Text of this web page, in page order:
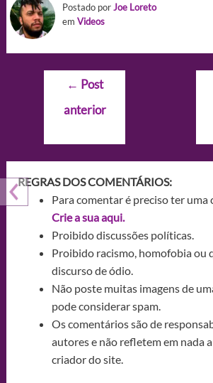
Postado porJoe Loreto
em Videos
Navegação
Post
← Post
anterior
REGRAS DOS COMENTÁRIOS:
Para comentar é preciso ter uma
Crie a sua aqui.
Proibido discussões políticas.
Proibido racismo, homofobia ou
discurso de ódio.
Não poste muitas imagens de
pode considerar spam.
Os comentários são de
autores e não refletem em nada
criador do site.